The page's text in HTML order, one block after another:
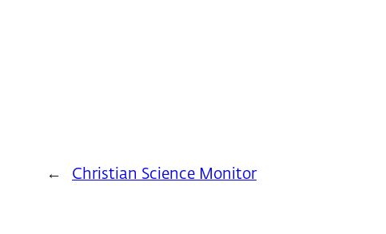
← Christian Science Monitor